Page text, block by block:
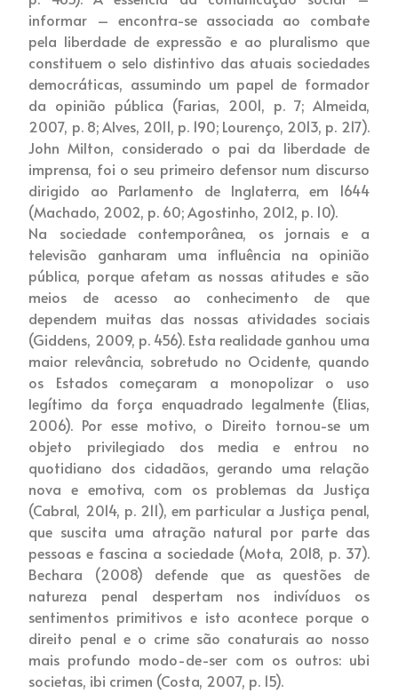
informar – encontra-se associada ao combate
pela liberdade de expressão e ao pluralismo que
constituem o selo distintivo das atuais sociedades
democráticas, assumindo um papel de formador
da opinião pública (Farias, 2001, p. 7; Almeida,
2007, p. 8; Alves, 2011, p. 190; Lourenço, 2013, p. 217).
John Milton, considerado o pai da liberdade de
imprensa, foi o seu primeiro defensor num discurso
dirigido ao Parlamento de Inglaterra, em 1644
(Machado, 2002, p. 60; Agostinho, 2012, p. 10).
Na sociedade contemporânea, os jornais e a
televisão ganharam uma influência na opinião
pública, porque afetam as nossas atitudes e são
meios de acesso ao conhecimento de que
dependem muitas das nossas atividades sociais
(Giddens, 2009, p. 456). Esta realidade ganhou uma
maior relevância, sobretudo no Ocidente, quando
os Estados começaram a monopolizar o uso
legítimo da força enquadrado legalmente (Elias,
2006). Por esse motivo, o Direito tornou-se um
objeto privilegiado dos media e entrou no
quotidiano dos cidadãos, gerando uma relação
nova e emotiva, com os problemas da Justiça
(Cabral, 2014, p. 211), em particular a Justiça penal,
que suscita uma atração natural por parte das
pessoas e fascina a sociedade (Mota, 2018, p. 37).
Bechara (2008) defende que as questões de
natureza penal despertam nos indivíduos os
sentimentos primitivos e isto acontece porque o
direito penal e o crime são conaturais ao nosso
mais profundo modo-de-ser com os outros: ubi
societas, ibi crimen (Costa, 2007, p. 15).